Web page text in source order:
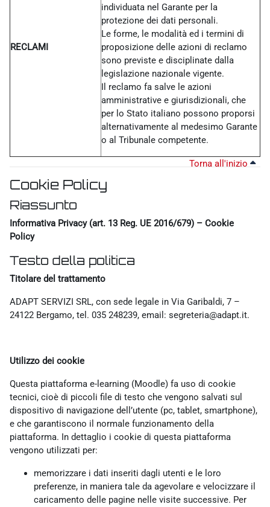
RECLAMI
individuata nel Garante per la
protezione dei dati personali.
Le forme, le modalità ed i termini di
proposizione delle azioni di reclamo
sono previste e disciplinate dalla
legislazione nazionale vigente.
Il reclamo fa salve le azioni
amministrative e giurisdizionali, che
per lo Stato italiano possono proporsi
alternativamente al medesimo Garante
o al Tribunale competente.
Torna all'inizio
Cookie Policy
Riassunto
Informativa Privacy (art. 13 Reg. UE 2016/679) – Cookie
Policy
Testo della politica
Titolare del trattamento
ADAPT SERVIZI SRL, con sede legale in Via Garibaldi, 7 –
24122 Bergamo, tel. 035 248239, email: segreteria@adapt.it.
Utilizzo dei cookie
Questa piattaforma e-learning (Moodle) fa uso di cookie
tecnici, cioè di piccoli file di testo che vengono salvati sul
dispositivo di navigazione dell’utente (pc, tablet, smartphone),
e che garantiscono il normale funzionamento della
piattaforma. In dettaglio i cookie di questa piattaforma
vengono utilizzati per:
memorizzare i dati inseriti dagli utenti e le loro
preferenze, in maniera tale da agevolare e velocizzare il
caricamento delle pagine nelle visite successive. Per